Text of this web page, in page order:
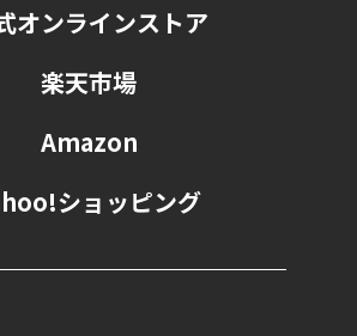
オンラインストア
楽天市場
Amazon
ショッピング